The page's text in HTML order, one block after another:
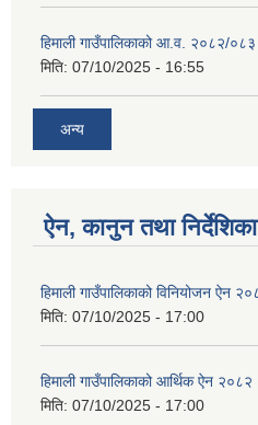
हिमाली गाउँपालिकाको आ.व. २०८२/
मिति: 07/10/2025 - 16:55
अन्य
ऐन, कानुन तथा निर्देशिका
हिमाली गाउँपालिकाको विनियोजन ऐन
मिति: 07/10/2025 - 17:00
हिमाली गाउँपालिकाको आर्थिक ऐन २०८२
मिति: 07/10/2025 - 17:00